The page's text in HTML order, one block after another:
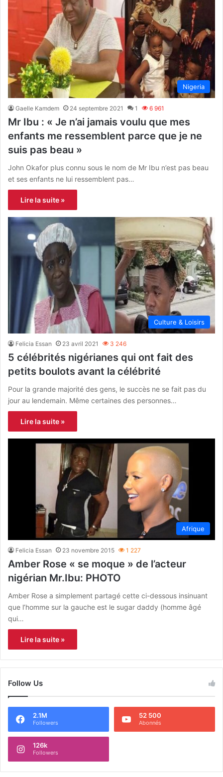
Nigeria
Gaelle Kamdem 24 septembre 2021 1 6 961
Mr Ibu : « Je n’ai jamais voulu que mes
enfants me ressemblent parce que je ne
suis pas beau »
John Okafor plus connu sous le nom de Mr Ibu n’est pas beau
et ses enfants ne lui ressemblent pas…
Lire la suite »
Culture & Loisirs
Felicia Essan 23 avril 2021 3 246
5 célébrités nigérianes qui ont fait des
petits boulots avant la célébrité
Pour la grande majorité des gens, le succès ne se fait pas du
jour au lendemain. Même certaines des personnes…
Lire la suite »
Afrique
Felicia Essan 23 novembre 2015 1 227
Amber Rose « se moque » de l’acteur
nigérian Mr.Ibu: PHOTO
Amber Rose a simplement partagé cette ci-dessous insinuant
que l’homme sur la gauche est le sugar daddy (homme âgé
qui…
Lire la suite »
Follow Us
2.1M
Followers
52 500
Abonnés
126k
Followers